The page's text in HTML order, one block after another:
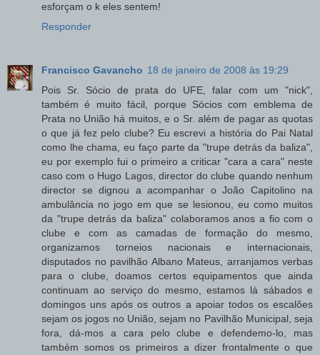
esforçam o k eles sentem!
Responder
Francisco Gavancho 18 de janeiro de 2008 às 19:29
Pois Sr. Sócio de prata do UFE, falar com um "nick",
também é muito fácil, porque Sócios com emblema de
Prata no União há muitos, e o Sr. além de pagar as quotas
o que já fez pelo clube? Eu escrevi a história do Pai Natal
como lhe chama, eu faço parte da "trupe detrás da baliza",
eu por exemplo fui o primeiro a criticar "cara a cara" neste
caso com o Hugo Lagos, director do clube quando nenhum
director se dignou a acompanhar o João Capitolino na
ambulância no jogo em que se lesionou, eu como muitos
da "trupe detrás da baliza" colaboramos anos a fio com o
clube e com as camadas de formação do mesmo,
organizamos torneios nacionais e internacionais,
disputados no pavilhão Albano Mateus, arranjamos verbas
para o clube, doamos certos equipamentos que ainda
continuam ao serviço do mesmo, estamos lá sábados e
domingos uns após os outros a apoiar todos os escalões
sejam os jogos no União, sejam no Pavilhão Municipal, seja
fora, dá-mos a cara pelo clube e defendemo-lo, mas
também somos os primeiros a dizer frontalmente o que